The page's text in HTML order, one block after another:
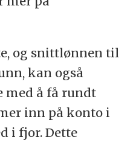
og snittlønnen til
kan også
med å få rundt
inn på konto i
i fjor. Dette